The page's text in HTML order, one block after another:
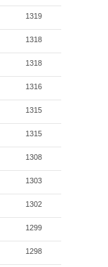
1319
1318
1318
1316
1315
1315
1308
1303
1302
1299
1298